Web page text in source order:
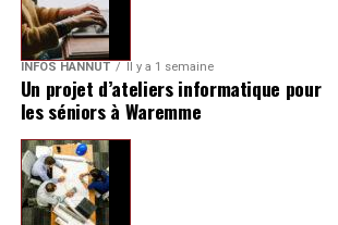
INFOS HANNUT Il y a 1 semaine
Un projet d’ateliers informatique pour
les séniors à Waremme